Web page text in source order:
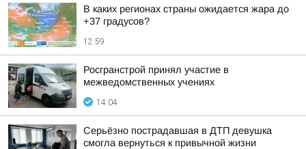
В каких регионах страны ожидается жара до
+37 градусов?
12:59
Росгранстрой принял участие в
межведомственных учениях
14:04
Серьёзно пострадавшая в ДТП девушка
смогла вернуться к привычной жизни